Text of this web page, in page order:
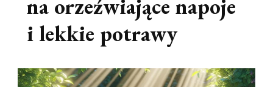
na orzeźwiające napoje
i lekkie potrawy